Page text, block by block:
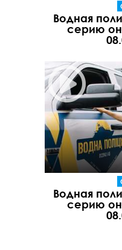
Водная
серию
Водная
серию